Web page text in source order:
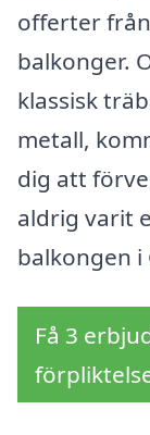
offerter
balkonger.
klassisk
metall,
dig att
aldrig varit
balkongen i
Få 3